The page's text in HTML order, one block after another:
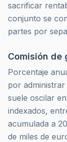
sacrificar
conjunto se
partes por
Comisión de
Porcentaje
por
suele oscilar
indexados,
acumulada a
de miles de